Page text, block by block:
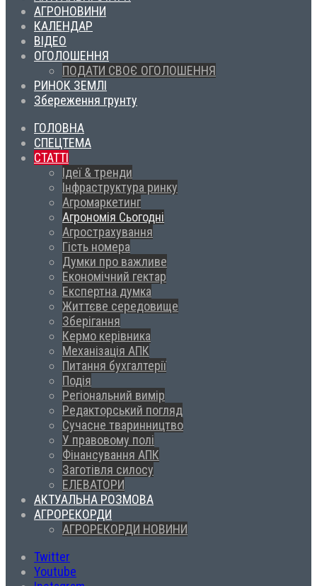
АГРОНОВИНИ
КАЛЕНДАР
ВІДЕО
ОГОЛОШЕННЯ
ПОДАТИ СВОЄ ОГОЛОШЕННЯ
РИНОК ЗЕМЛІ
Збереження грунту
ГОЛОВНА
СПЕЦТЕМА
СТАТТІ
Ідеї & тренди
Інфраструктура ринку
Агромаркетинг
Агрономія Сьогодні
Агрострахування
Гість номера
Думки про важливе
Економічний гектар
Експертна думка
Життєве середовище
Зберігання
Кермо керівника
Механізація АПК
Питання бухгалтерії
Подія
Регіональний вимір
Редакторський погляд
Сучасне тваринництво
У правовому полі
Фінансування АПК
Заготівля силосу
ЕЛЕВАТОРИ
АКТУАЛЬНА РОЗМОВА
АГРОРЕКОРДИ
АГРОРЕКОРДИ НОВИНИ
Twitter
Youtube